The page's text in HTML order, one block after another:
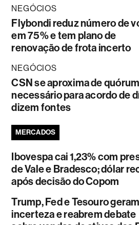
NEGÓCIOS
Flybondi reduz número de
em 75% e tem plano de
renovação de frota incerto
NEGÓCIOS
CSN se aproxima de quórum
necessário para acordo de
dizem fontes
MERCADOS
Ibovespa cai 1,23% com
de Vale e Bradesco; dólar
após decisão do Copom
Trump, Fed e Tesouro geram
incerteza e reabrem debate